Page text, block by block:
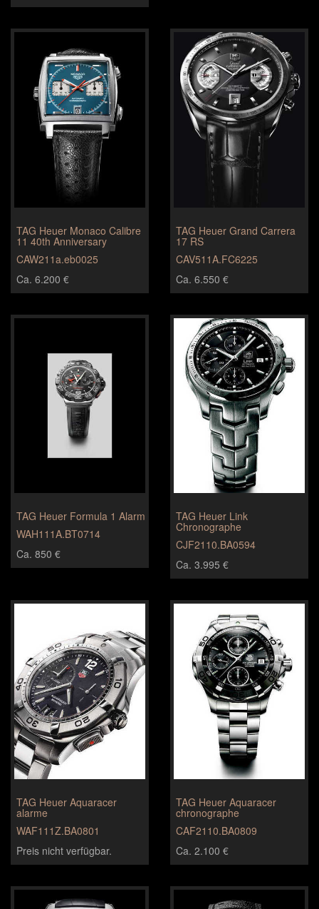
TAG Heuer Monaco Calibre
11 40th Anniversary
CAW211a.eb0025
Ca. 6.200 €
TAG Heuer Grand Carrera
17 RS
CAV511A.FC6225
Ca. 6.550 €
TAG Heuer Formula 1 Alarm
WAH111A.BT0714
Ca. 850 €
TAG Heuer Link
Chronographe
CJF2110.BA0594
Ca. 3.995 €
TAG Heuer Aquaracer
alarme
WAF111Z.BA0801
Preis nicht verfügbar.
TAG Heuer Aquaracer
chronographe
CAF2110.BA0809
Ca. 2.100 €